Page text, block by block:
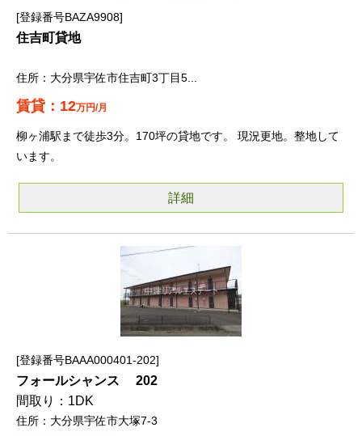
登録番号BAZA9908
住吉町貸地
大分県宇佐市住吉町3丁目5...
12万円/月
柳ヶ浦駅まで徒歩3分。170坪の貸地です。 現況更地。整地して
います。
詳細
登録番号BAAA000401-202
フォールシャンス 202
1DK
大分県宇佐市大塚7-3